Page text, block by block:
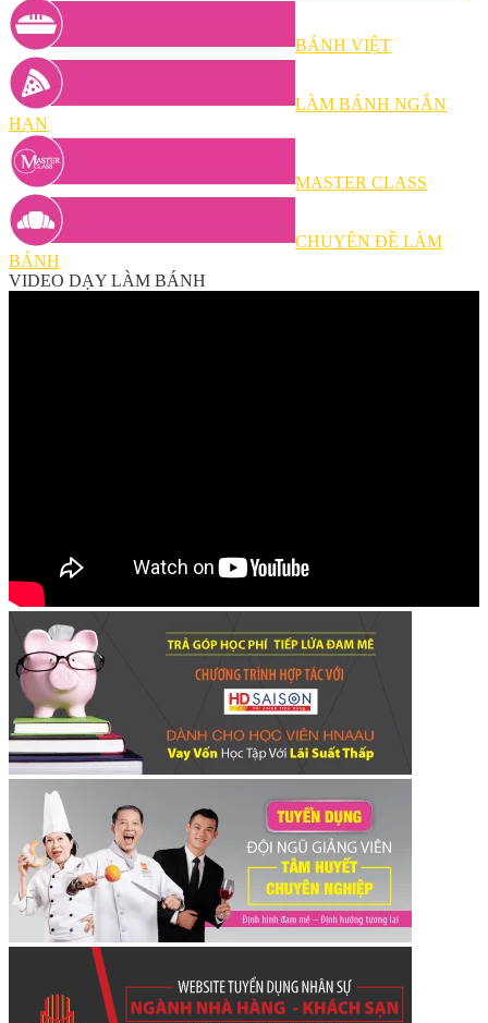
BÁNH VIỆT
LÀM BÁNH NGẮN
HẠN
MASTER CLASS
CHUYÊN ĐỀ LÀM
BÁNH
VIDEO DẠY LÀM BÁNH